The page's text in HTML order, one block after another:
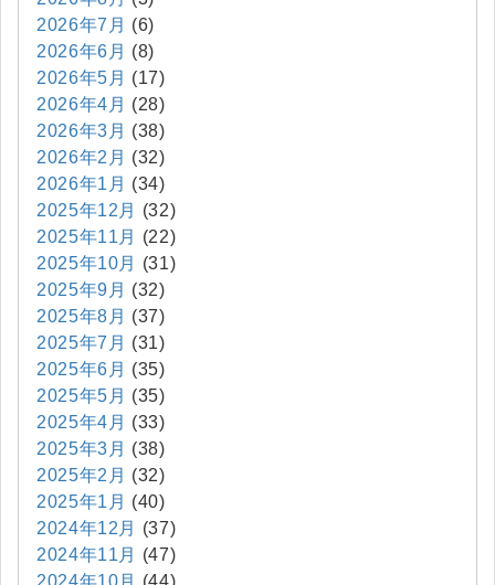
2026年7月 (6)
2026年6月 (8)
2026年5月 (17)
2026年4月 (28)
2026年3月 (38)
2026年2月 (32)
2026年1月 (34)
2025年12月
(32)
2025年11月
(22)
2025年10月
(31)
2025年9月 (32)
2025年8月 (37)
2025年7月 (31)
2025年6月 (35)
2025年5月 (35)
2025年4月 (33)
2025年3月 (38)
2025年2月 (32)
2025年1月 (40)
2024年12月
(37)
2024年11月
(47)
2024年10月
(44)